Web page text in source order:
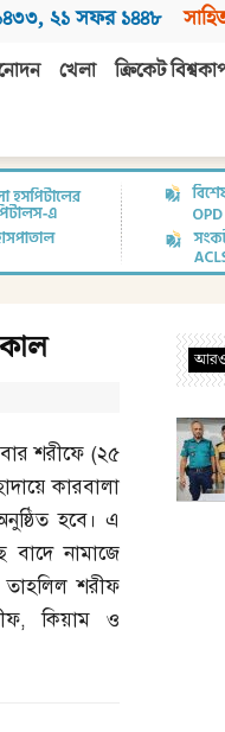
, ২১ সফর ১৪৪৮
খেলা ক্রিকেট
শরীফে (২৫
কারবালা
হবে। এ
বাদে নামাজে
শরীফ
,কিয়াম ও